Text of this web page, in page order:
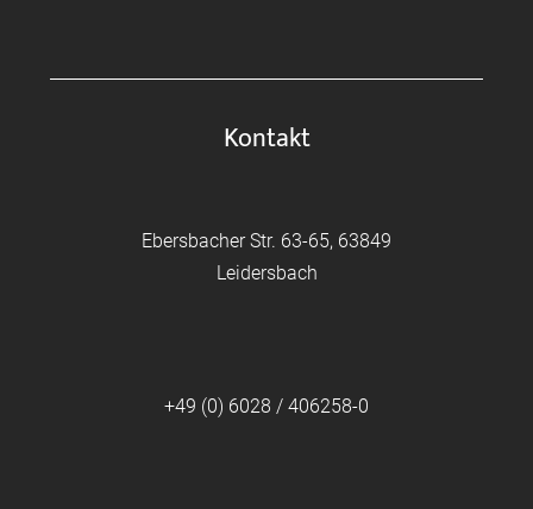
Kontakt
Ebersbacher Str. 63-65, 63849
Leidersbach
+49 (0) 6028 / 406258-0